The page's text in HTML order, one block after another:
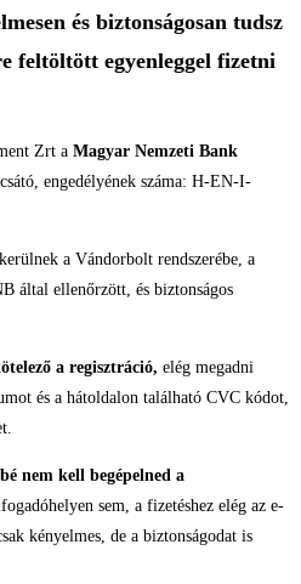
és biztonságosan tudsz
feltöltött egyenleggel fizetni
Zrt a Magyar Nemzeti Bank
engedélyének száma: H-EN-I-
a Vándorbolt rendszerébe, a
által ellenőrzött, és biztonságos
a regisztráció, elég megadni
és a hátoldalon található CVC kódot,
nem kell begépelned a
sem, a fizetéshez elég az e-
kényelmes, de a biztonságodat is